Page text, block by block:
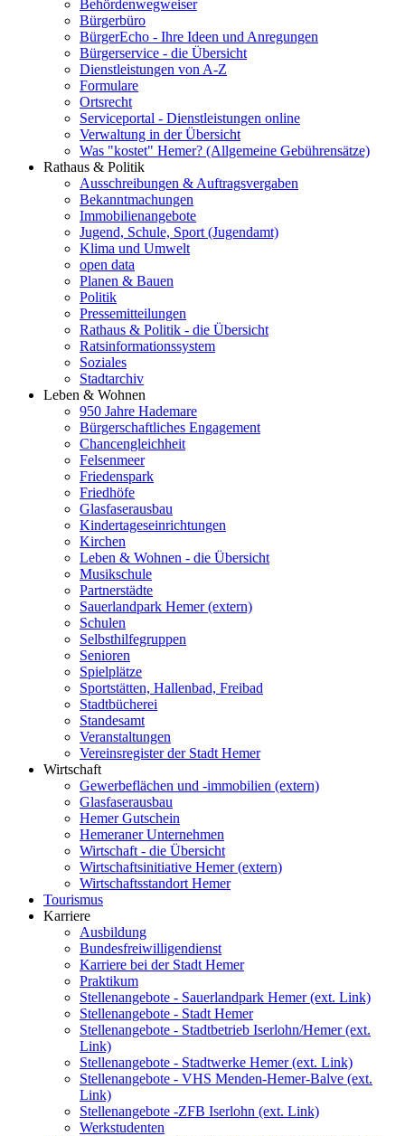
Behördenwegweiser
Bürgerbüro
BürgerEcho - Ihre Ideen und Anregungen
Bürgerservice - die Übersicht
Dienstleistungen von A-Z
Formulare
Ortsrecht
Serviceportal - Dienstleistungen online
Verwaltung in der Übersicht
Was "kostet" Hemer? (Allgemeine Gebührensätze)
Rathaus & Politik
Ausschreibungen & Auftragsvergaben
Bekanntmachungen
Immobilienangebote
Jugend, Schule, Sport (Jugendamt)
Klima und Umwelt
open data
Planen & Bauen
Politik
Pressemitteilungen
Rathaus & Politik - die Übersicht
Ratsinformationssystem
Soziales
Stadtarchiv
Leben & Wohnen
950 Jahre Hademare
Bürgerschaftliches Engagement
Chancengleichheit
Felsenmeer
Friedenspark
Friedhöfe
Glasfaserausbau
Kindertageseinrichtungen
Kirchen
Leben & Wohnen - die Übersicht
Musikschule
Partnerstädte
Sauerlandpark Hemer (extern)
Schulen
Selbsthilfegruppen
Senioren
Spielplätze
Sportstätten, Hallenbad, Freibad
Stadtbücherei
Standesamt
Veranstaltungen
Vereinsregister der Stadt Hemer
Wirtschaft
Gewerbeflächen und -immobilien (extern)
Glasfaserausbau
Hemer Gutschein
Hemeraner Unternehmen
Wirtschaft - die Übersicht
Wirtschaftsinitiative Hemer (extern)
Wirtschaftsstandort Hemer
Tourismus
Karriere
Ausbildung
Bundesfreiwilligendienst
Karriere bei der Stadt Hemer
Praktikum
Stellenangebote - Sauerlandpark Hemer (ext. Link)
Stellenangebote - Stadt Hemer
Stellenangebote - Stadtbetrieb Iserlohn/Hemer (ext.
Link)
Stellenangebote - Stadtwerke Hemer (ext. Link)
Stellenangebote - VHS Menden-Hemer-Balve (ext.
Link)
Stellenangebote -ZFB Iserlohn (ext. Link)
Werkstudenten